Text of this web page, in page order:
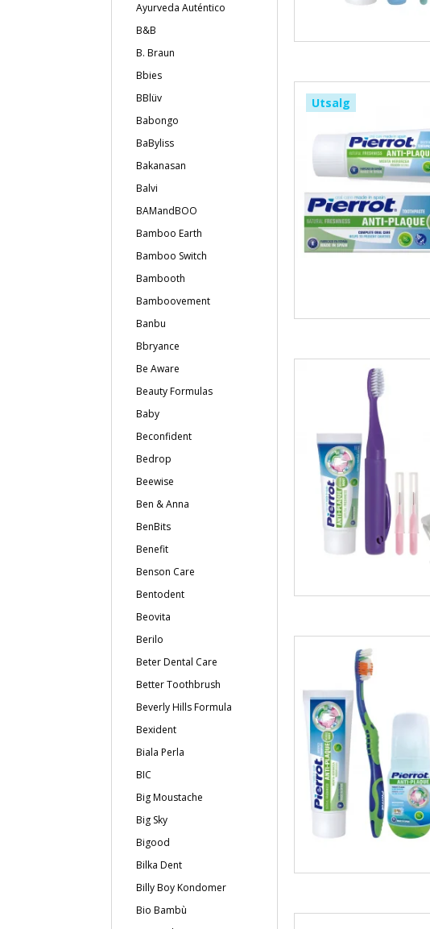
Ayurveda Auténtico
B&B
B. Braun
Bbies
BBlüv
Babongo
BaByliss
Bakanasan
Balvi
BAMandBOO
Bamboo Earth
Bamboo Switch
Bambooth
Bamboovement
Banbu
Bbryance
Be Aware
Beauty Formulas
Baby
Beconfident
Bedrop
Beewise
Ben & Anna
BenBits
Benefit
Benson Care
Bentodent
Beovita
Berilo
Beter Dental Care
Better Toothbrush
Beverly Hills Formula
Bexident
Biala Perla
BIC
Big Moustache
Big Sky
Bigood
Bilka Dent
Billy Boy Kondomer
Bio Bambù
Utsalg